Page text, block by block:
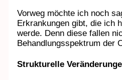
Vorweg möchte ich noch
Erkrankungen gibt, die ich
werde. Denn diese fallen
Behandlungsspektrum der
Strukturelle